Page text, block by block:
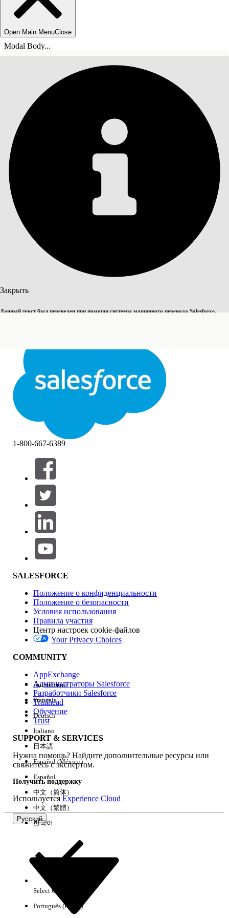
Open Main MenuClose
Modal Body...
Закрыть
Данный текст был переведен при помощи системы машинного перевода Salesforce.
Закрыть
СОДЕРЖАНИЕ
Фильтры (0)
ВЫБРАТЬ ФИЛЬТРЫ
Область продуктов
Влияние на функции
Версия
Возможности
Очистить все Готово
Результаты отсутствуют
1-800-667-6389
SALESFORCE
Положение о конфиденциальности
Положение о безопасности
Условия использования
Правила участия
Центр настроек cookie-файлов
Your Privacy Choices
COMMUNITY
AppExchange
Администраторы Salesforce
Разработчики Salesforce
Trailhead
Обучение
Trust
SUPPORT & SERVICES
Нужна помощь? Найдите дополнительные ресурсы или
свяжитесь с экспертом.
Получить поддержку
ИспользуетсяExperience Cloud
Русский
Английский
Français
Deutsch
Italiano
日本語
Español (México)
Español
中文（简体）
中文（繁體）
한국어
Select Org
Português (Brasil)